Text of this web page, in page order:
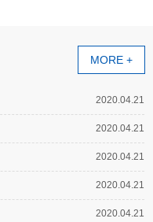
MORE +
2020.04.21
2020.04.21
2020.04.21
2020.04.21
2020.04.21